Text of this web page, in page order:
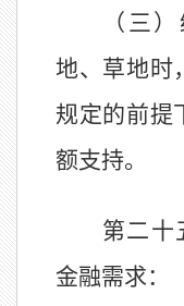
（三
地、草地时
规定的前提
额支持。
第二十
金融需求：